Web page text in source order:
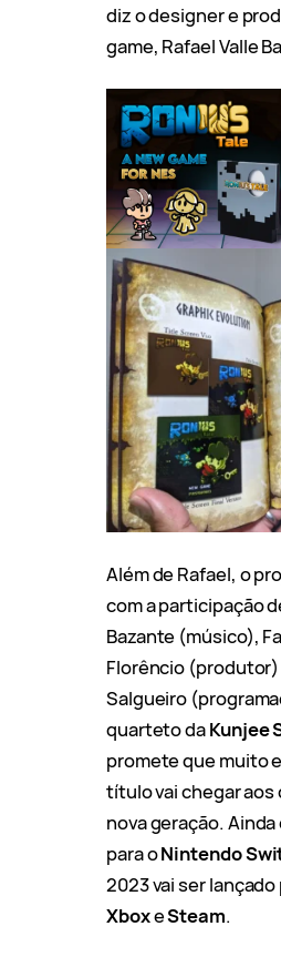
diz o designer e
game, Rafael Valle
Além de Rafael, o
com a participação
Bazante (músico),
Florêncio (produtor)
Salgueiro
quarteto daKunjee
promete que muito
título vai chegar aos
nova geração.
para oNintendo
2023 vai ser lançado
XboxeSteam.